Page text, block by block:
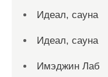
Идеал, сауна
Идеал, сауна
Имэджин Лаб